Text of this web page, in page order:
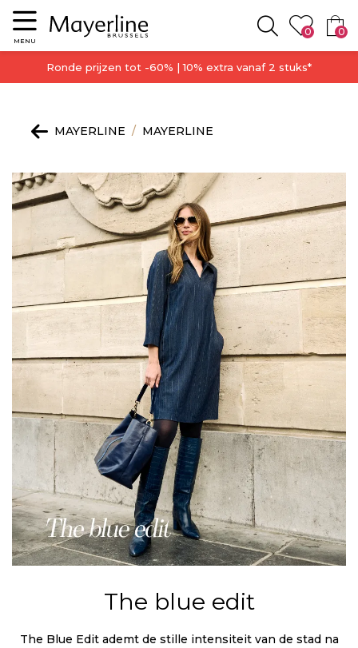
Menu
MENU Zoeken
0 0
Ronde prijzen tot -60% | 10% extra vanaf 2 stuks*
MAYERLINE MAYERLINE
The blue edit
The Blue Edit ademt de stille intensiteit van de stad na